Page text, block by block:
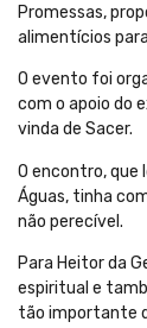
Promessas,
alimentícios
O evento foi
com o apoio do
vinda de Sacer.
O encontro, que
Águas, tinha
não perecível.
Para Heitor da
espiritual e
tão importante